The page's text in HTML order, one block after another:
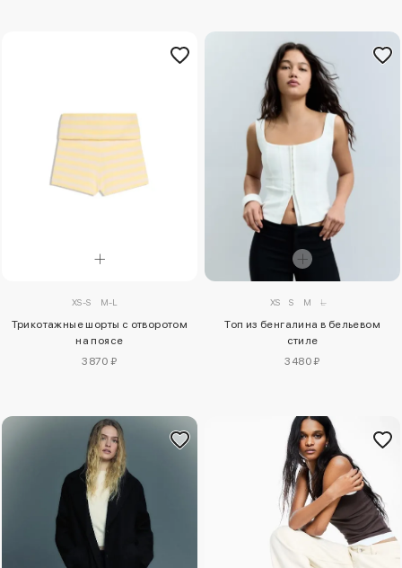
XS-S M-L
Трикотажные шорты с отворотом
на поясе
3870 ₽
XS S M L
Топ из бенгалина в бельевом
стиле
3480 ₽